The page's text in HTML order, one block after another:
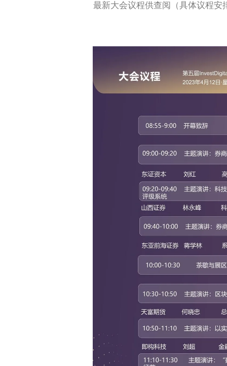
最新大会议程供查阅（具体议程安